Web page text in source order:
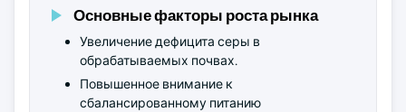
Основные факторы роста рынка
Увеличение дефицита серы в
обрабатываемых почвах.
Повышенное внимание к
сбалансированному питанию